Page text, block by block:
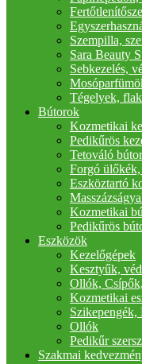
Szempilla,
Sara Beauty
Sebkezelés,
Tégelyek,
Bútorok
Kozmetikai
Pedikűrös
Tetováló
Forgó
Eszköztartó
Kozmetikai
Pedikűrös
Eszközök
Kezelőgépek
Kesztyűk,
Ollók,
Kozmetikai
Szikepengék,
Ollók
Pedikűr
Szakmai